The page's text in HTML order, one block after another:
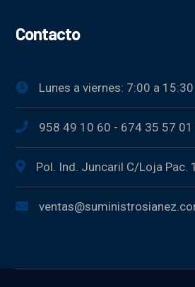
Contacto
Lunes a viernes: 7:00 a 15:30
958 49 10 60 - 674 35 57
Pol. Ind. Juncaril C/Loja Pac.